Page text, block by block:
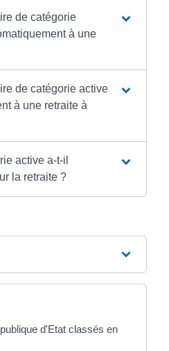
de catégorie
à une
de catégorie active
à une retraite à
active a-t-il
la retraite ?
d'Etat classés en